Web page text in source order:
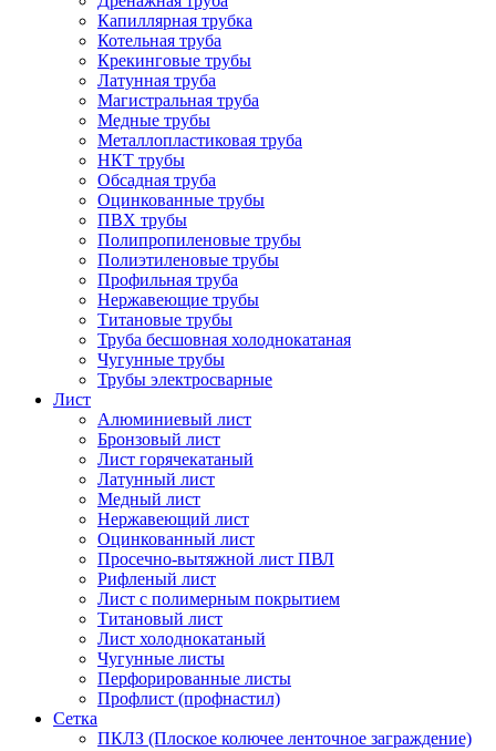
Капиллярная трубка
Котельная труба
Крекинговые трубы
Латунная труба
Магистральная труба
Медные трубы
Металлопластиковая труба
НКТ трубы
Обсадная труба
Оцинкованные трубы
ПВХ трубы
Полипропиленовые трубы
Полиэтиленовые трубы
Профильная труба
Нержавеющие трубы
Титановые трубы
Труба бесшовная холоднокатаная
Чугунные трубы
Трубы электросварные
Лист
Алюминиевый лист
Бронзовый лист
Лист горячекатаный
Латунный лист
Медный лист
Нержавеющий лист
Оцинкованный лист
Просечно-вытяжной лист ПВЛ
Рифленый лист
Лист с полимерным покрытием
Титановый лист
Лист холоднокатаный
Чугунные листы
Перфорированные листы
Профлист (профнастил)
Сетка
ПКЛЗ (Плоское колючее ленточное заграждение)